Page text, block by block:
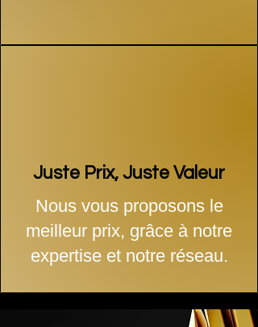
Juste Prix, Juste Valeur
Nous vous proposons le
meilleur prix, grâce à notre
expertise et notre réseau.